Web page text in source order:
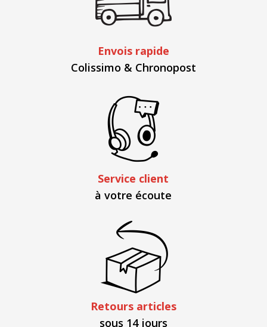
Envois rapide
Colissimo & Chronopost
Service client
à votre écoute
Retours articles
sous 14 jours